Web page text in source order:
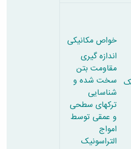
خواص مکانیکی
اندازه گیری
مقاومت بتن
سخت شده و
شناسایی
ترکهای سطحی
و عمقی توسط
امواج
التراسونیک